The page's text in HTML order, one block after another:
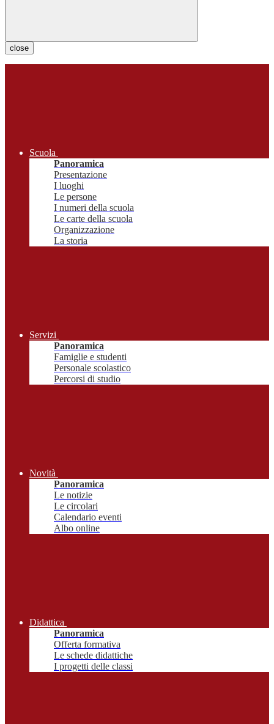
close
Scuola
Panoramica
Presentazione
I luoghi
Le persone
I numeri della scuola
Le carte della scuola
Organizzazione
La storia
Servizi
Panoramica
Famiglie e studenti
Personale scolastico
Percorsi di studio
Novità
Panoramica
Le notizie
Le circolari
Calendario eventi
Albo online
Didattica
Panoramica
Offerta formativa
Le schede didattiche
I progetti delle classi